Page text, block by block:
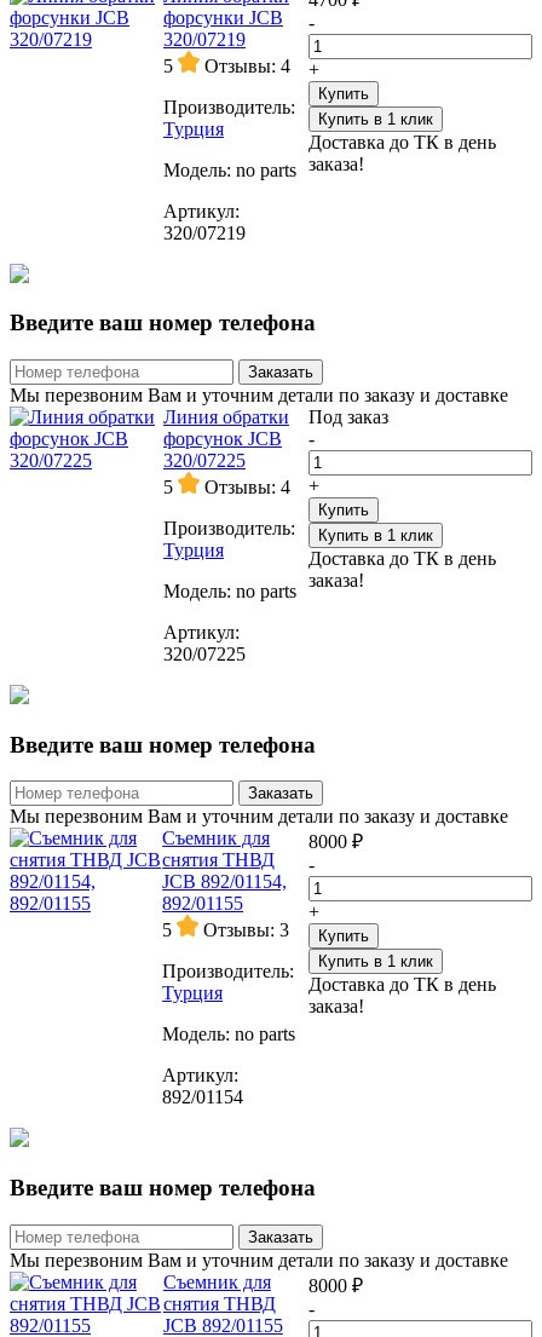
форсунки JCB
320/07219
5
Отзывы: 4
Производитель:
Турция
Модель: no parts
Артикул:
320/07219
-
+
Купить
Купить в 1 клик
Доставка до ТК в день
заказа!
Введите ваш номер телефона
Заказать
Мы перезвоним Вам и уточним детали по заказу и доставке
Линия обратки
форсунок JCB
320/07225
5
Отзывы: 4
Производитель:
Турция
Модель: no parts
Артикул:
320/07225
Под заказ
-
+
Купить
Купить в 1 клик
Доставка до ТК в день
заказа!
Введите ваш номер телефона
Заказать
Мы перезвоним Вам и уточним детали по заказу и доставке
Съемник для
снятия ТНВД
JCB 892/01154,
892/01155
5
Отзывы: 3
Производитель:
Турция
Модель: no parts
Артикул:
892/01154
8000 ₽
-
+
Купить
Купить в 1 клик
Доставка до ТК в день
заказа!
Введите ваш номер телефона
Заказать
Мы перезвоним Вам и уточним детали по заказу и доставке
Съемник для
снятия ТНВД
JCB 892/01155
8000 ₽
-